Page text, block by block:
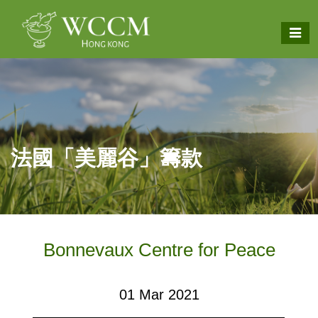
法國「美麗谷」籌款
Bonnevaux Centre for Peace
01 Mar 2021